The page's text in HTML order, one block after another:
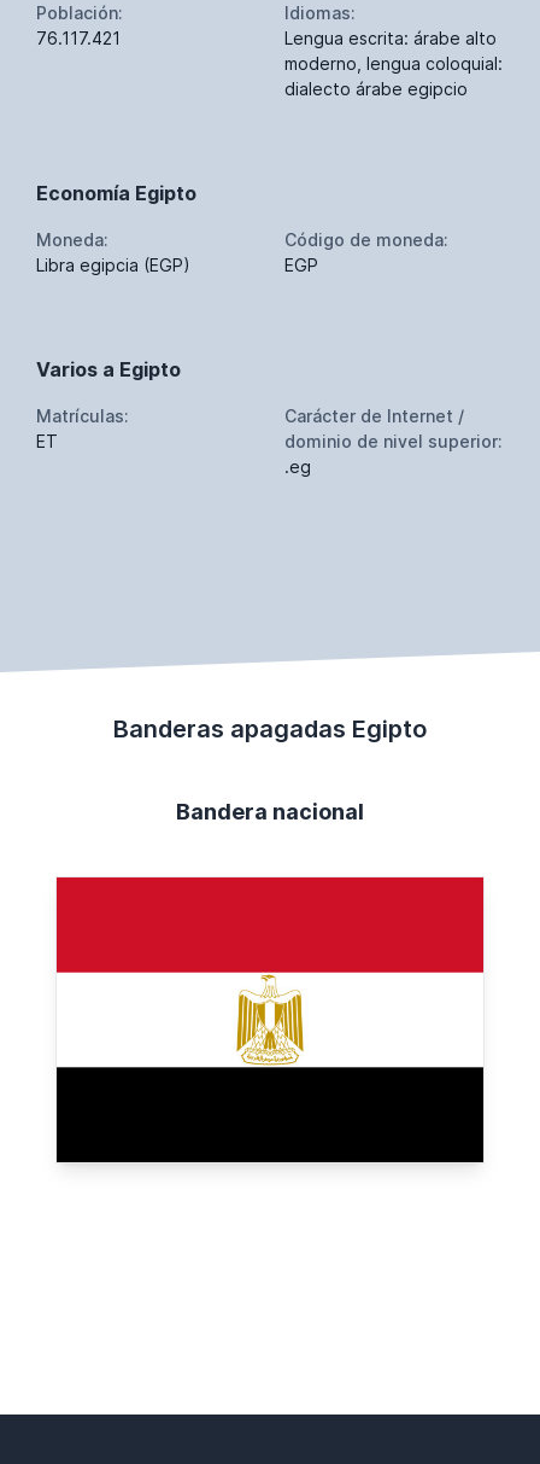
Población:
76.117.421
Idiomas:
Lengua escrita: árabe alto
moderno, lengua coloquial:
dialecto árabe egipcio
Economía Egipto
Moneda:
Libra egipcia (EGP)
Código de moneda:
EGP
Varios a Egipto
Matrículas:
ET
Carácter de Internet /
dominio de nivel superior:
.eg
Banderas apagadas Egipto
Bandera nacional